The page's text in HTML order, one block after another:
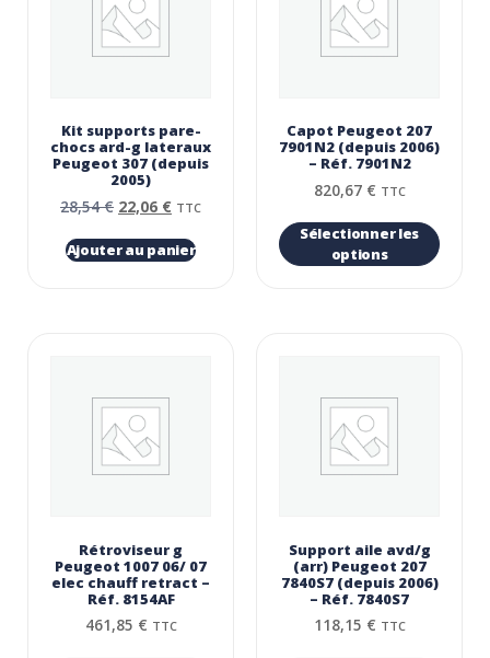
Kit supports pare-
chocs ard-g lateraux
Peugeot 307 (depuis
2005)
28,54€ 22,06 € TTC
Ajouter au panier
Capot Peugeot 207
7901N2 (depuis 2006)
– Réf. 7901N2
820,67 € TTC
Sélectionner les
options
Rétroviseur g
Peugeot 1007 06/ 07
elec chauff retract –
Réf. 8154AF
461,85 € TTC
Support aile avd/g
(arr) Peugeot 207
7840S7 (depuis 2006)
– Réf. 7840S7
118,15 € TTC